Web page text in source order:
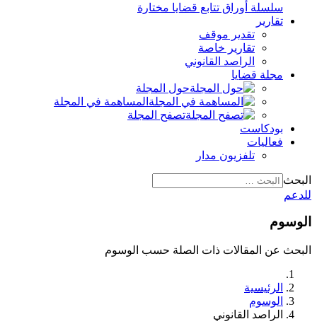
سلسلة أوراق تتابع قضايا مختارة
تقارير
تقدير موقف
تقارير خاصة
الراصد القانوني
مجلة قضايا
حول المجلة
المساهمة في المجلة
تصفح المجلة
بودكاست
فعاليات
تلفزيون مدار
البحث
للدعم
الوسوم
البحث عن المقالات ذات الصلة حسب الوسوم
الرئيسية
الوسوم
الراصد القانوني